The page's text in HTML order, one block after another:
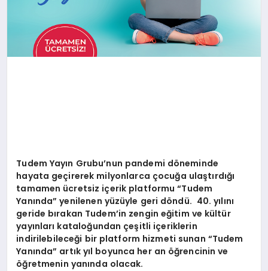
Tudem Yayın Grubu’nun pandemi döneminde
hayata geçirerek milyonlarca çocuğa ulaştırdığı
tamamen ücretsiz içerik platformu“Tudem
Yanında” yenilenen yüzüyle geri döndü. 40. yılını
geride bırakan Tudem’in zengin eğitim ve kültür
yayınları kataloğundan çeşitli içeriklerin
indirilebileceği bir platform hizmeti sunan “Tudem
Yanında” artık yıl boyunca her an öğrencinin ve
öğretmenin yanında olacak.